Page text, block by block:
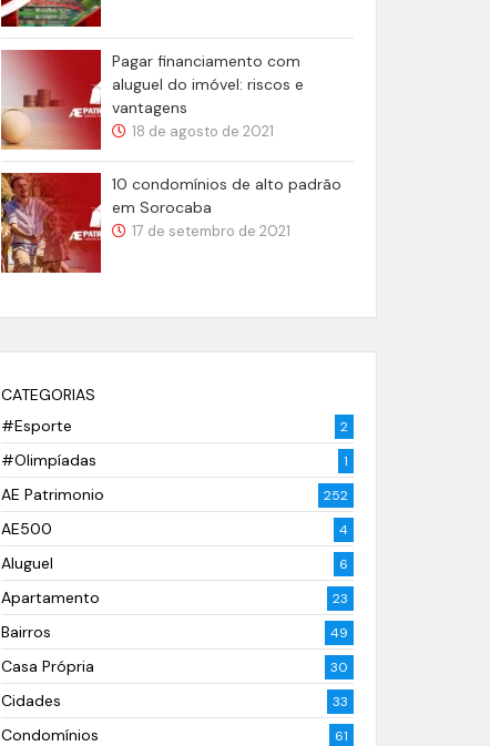
Pagar financiamento com
aluguel do imóvel: riscos e
vantagens
18 de agosto de 2021
10 condomínios de alto padrão
em Sorocaba
17 de setembro de 2021
CATEGORIAS
#Esporte
2
#Olimpíadas 1
AE Patrimonio 252
AE500 4
Aluguel 6
Apartamento 23
Bairros 49
Casa Própria 30
Cidades 33
Condomínios 61